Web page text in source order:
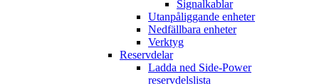
Signalkablar
Utanpåliggande enheter
Nedfällbara enheter
Verktyg
Reservdelar
Ladda ned Side-Power
reservdelslista